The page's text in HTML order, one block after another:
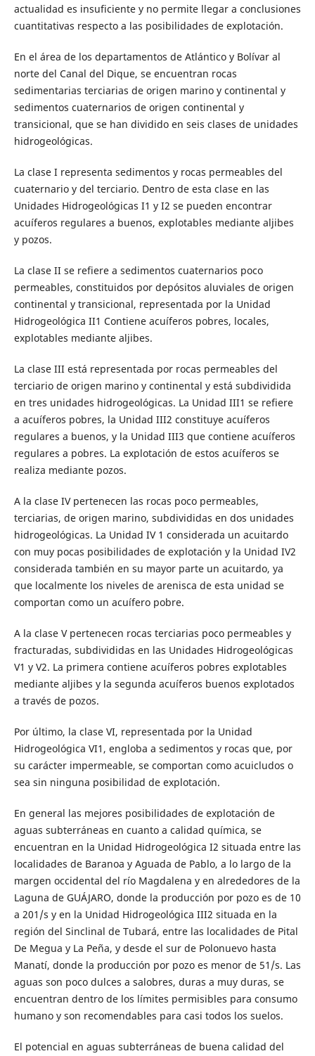
actualidad es insuficiente y no permite llegar a conclusiones
cuantitativas respecto a las posibilidades de explotación.
En el área de los departamentos de Atlántico y Bolívar al
norte del Canal del Dique, se encuentran rocas
sedimentarias terciarias de origen marino y continental y
sedimentos cuaternarios de origen continental y
transicional, que se han dividido en seis clases de unidades
hidrogeológicas.
La clase I representa sedimentos y rocas permeables del
cuaternario y del terciario. Dentro de esta clase en las
Unidades Hidrogeológicas I1 y I2 se pueden encontrar
acuíferos regulares a buenos, explotables mediante aljibes
y pozos.
La clase II se refiere a sedimentos cuaternarios poco
permeables, constituidos por depósitos aluviales de origen
continental y transicional, representada por la Unidad
Hidrogeológica II1 Contiene acuíferos pobres, locales,
explotables mediante aljibes.
La clase III está representada por rocas permeables del
terciario de origen marino y continental y está subdividida
en tres unidades hidrogeológicas. La Unidad III1 se refiere
a acuíferos pobres, la Unidad III2 constituye acuíferos
regulares a buenos, y la Unidad III3 que contiene acuíferos
regulares a pobres. La explotación de estos acuíferos se
realiza mediante pozos.
A la clase IV pertenecen las rocas poco permeables,
terciarias, de origen marino, subdivididas en dos unidades
hidrogeológicas. La Unidad IV 1 considerada un acuitardo
con muy pocas posibilidades de explotación y la Unidad IV2
considerada también en su mayor parte un acuitardo, ya
que localmente los niveles de arenisca de esta unidad se
comportan como un acuífero pobre.
A la clase V pertenecen rocas terciarias poco permeables y
fracturadas, subdivididas en las Unidades Hidrogeológicas
V1 y V2. La primera contiene acuíferos pobres explotables
mediante aljibes y la segunda acuíferos buenos explotados
a través de pozos.
Por último, la clase VI, representada por la Unidad
Hidrogeológica VI1, engloba a sedimentos y rocas que, por
su carácter impermeable, se comportan como acuicludos o
sea sin ninguna posibilidad de explotación.
En general las mejores posibilidades de explotación de
aguas subterráneas en cuanto a calidad química, se
encuentran en la Unidad Hidrogeológica I2 situada entre las
localidades de Baranoa y Aguada de Pablo, a lo largo de la
margen occidental del río Magdalena y en alrededores de la
Laguna de GUÁJARO, donde la producción por pozo es de 10
a 201/s y en la Unidad Hidrogeológica III2 situada en la
región del Sinclinal de Tubará, entre las localidades de Pital
De Megua y La Peña, y desde el sur de Polonuevo hasta
Manatí, donde la producción por pozo es menor de 51/s. Las
aguas son poco dulces a salobres, duras a muy duras, se
encuentran dentro de los límites permisibles para consumo
humano y son recomendables para casi todos los suelos.
El potencial en aguas subterráneas de buena calidad del